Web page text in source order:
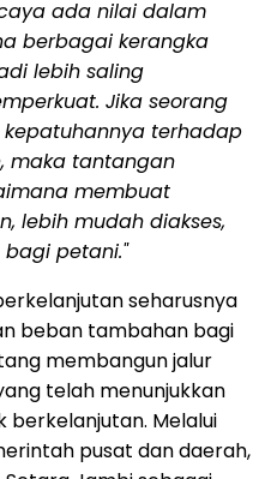
ada nilai dalam
berbagai kerangka
lebih saling
Jika seorang
terhadap
maka tantangan
membuat
lebih mudah diakses,
petani."
seharusnya
beban tambahan bagi
membangun jalur
telah menunjukkan
Melalui
pusat dan daerah,